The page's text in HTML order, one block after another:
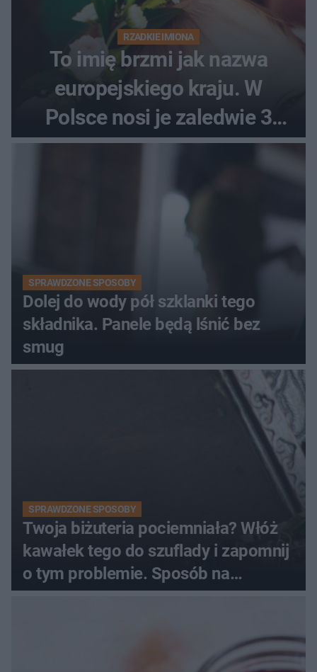
RZADKIE IMIONA
To imię brzmi jak nazwa
europejskiego kraju. W
Polsce nosi je zaledwie 3
kobiety
SPRAWDZONE SPOSOBY
Dolej do wody pół szklanki tego
składnika. Panele będą lśnić bez
smug
SPRAWDZONE SPOSOBY
Twoja biżuteria pociemniała? Włóż
kawałek tego do szuflady i zapomnij
o tym problemie. Sposób na
pociemniałą biżuterię